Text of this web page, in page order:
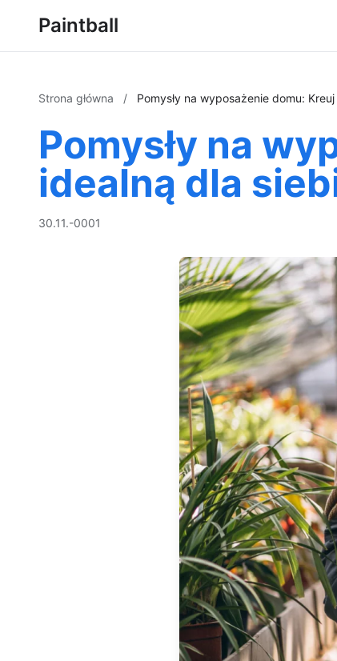
Paintball
Strona główna / Pomysły na wyposażenie domu:
Pomysły na
idealną dla
30.11.-0001